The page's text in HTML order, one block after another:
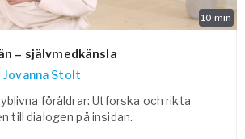
10 min
– självmedkänsla
Jovanna Stolt
föräldrar: Utforska och rikta
till dialogen på insidan.